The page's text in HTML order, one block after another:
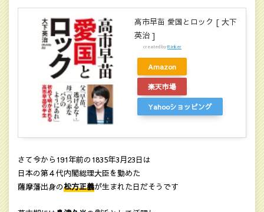
高市早苗 愛国とロック [ 大下
英治 ]
created byRinker
Amazon
楽天市場
Yahooショッピング
さて今から191年前の1835年3月23日は
日本の第４代内閣総理大臣を勤めた
薩摩藩出身の松方正義が生まれた日だそうです